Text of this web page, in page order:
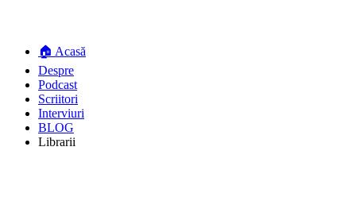
🏠 Acasă
Despre
Podcast
Scriitori
Interviuri
BLOG
Librarii